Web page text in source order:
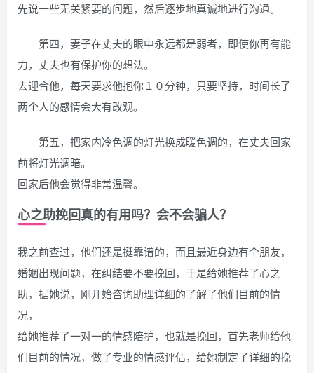
先说一些无关紧要的问题，然后逐步地真诚地进行沟通。
第四，妻子在丈夫的眼中永远都是弱者，即使你再有能
力，丈夫也有保护你的想法。
去迎合他，每天要求他抱你１０分钟，只要坚持，时间长了
两个人的感情会大有改观。
第五，把家内冷色调的灯光换成暖色调的，在丈夫回家
前将灯光调暗。
回家后他会觉得非常温馨。
心之助挽回真的有用吗？会不会骗人？
我之前查过，他们还是挺靠谱的，而且最近身边有个朋友，
婚姻出现问题，在纠结要不要挽回，于是给她推荐了心之
助，据她说，刚开始咨询助理详细的了解了他们目前的情
况，
给她推荐了一对一的情感陪护，也就是挽回，首先老师给他
们目前的情况，做了专业的情感评估，给她制定了详细的挽